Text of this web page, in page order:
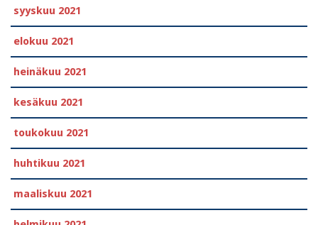
syyskuu 2021
elokuu 2021
heinäkuu 2021
kesäkuu 2021
toukokuu 2021
huhtikuu 2021
maaliskuu 2021